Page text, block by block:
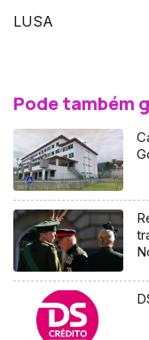
LUSA
Pode também